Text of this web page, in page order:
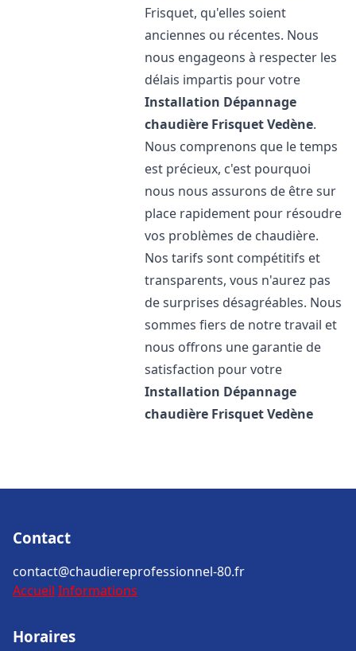
Frisquet, qu'elles soient
anciennes ou récentes. Nous
nous engageons à respecter les
délais impartis pour votre
Installation Dépannage
chaudière FrisquetVedène.
Nous comprenons que le temps
est précieux, c'est pourquoi
nous nous assurons de être sur
place rapidement pour résoudre
vos problèmes de chaudière.
Nos tarifs sont compétitifs et
transparents, vous n'aurez pas
de surprises désagréables. Nous
sommes fiers de notre travail et
nous offrons une garantie de
satisfaction pour votre
Installation Dépannage
chaudière FrisquetVedène
Contact
contact@chaudiereprofessionnel-80.fr
Accueil Informations
Horaires